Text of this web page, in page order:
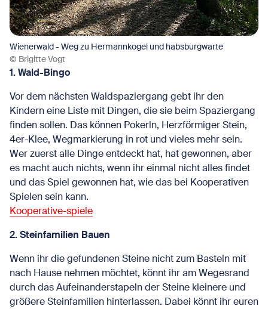
Wienerwald - Weg zu Hermannkogel und habsburgwarte
© Brigitte Vogt
1. Wald-Bingo
Vor dem nächsten Waldspaziergang gebt ihr den
Kindern eine Liste mit Dingen, die sie beim Spaziergang
finden sollen. Das können Pokerln, Herzförmiger Stein,
4er-Klee, Wegmarkierung in rot und vieles mehr sein.
Wer zuerst alle Dinge entdeckt hat, hat gewonnen, aber
es macht auch nichts, wenn ihr einmal nicht alles findet
und das Spiel gewonnen hat, wie das bei Kooperativen
Spielen sein kann.
Kooperative-spiele
2. Steinfamilien Bauen
Wenn ihr die gefundenen Steine nicht zum Basteln mit
nach Hause nehmen möchtet, könnt ihr am Wegesrand
durch das Aufeinanderstapeln der Steine kleinere und
größere Steinfamilien hinterlassen. Dabei könnt ihr euren